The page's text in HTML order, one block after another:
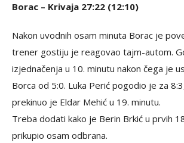
Borac – Krivaja 27:22 (12:10)
Nakon uvodnih osam minuta Borac je
trener gostiju je reagovao tajm-autom.
izjednačenja u 10. minutu nakon čega je
Borca od 5:0. Luka Perić pogodio je za
prekinuo je Eldar Mehić u 19. minutu.
Treba dodati kako je Berin Brkić u prvih
prikupio osam odbrana.